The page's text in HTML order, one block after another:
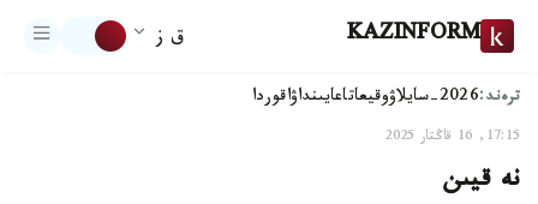
KAZINFORM ق ز
ترەند:2026-سايلاۋ وقيعاتاعايىنداۋاقوردا
17:15, 16 قاڭتار 2025
نە قيىن